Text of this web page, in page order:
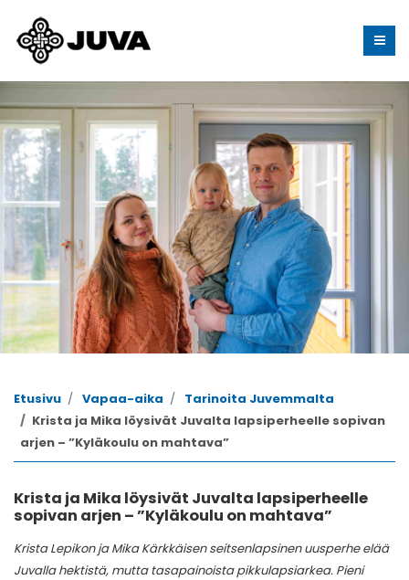
Etusivu Vapaa-aika
Tarinoita Juvemmalta
Krista ja Mika löysivät Juvalta lapsiperheelle sopivan
arjen – ”Kyläkoulu on mahtava”
Krista ja Mika löysivät Juvalta lapsiperheelle
sopivan arjen – ”Kyläkoulu on mahtava”
Krista Lepikon ja Mika Kärkkäisen seitsenlapsinen uusperhe elää
Juvalla hektistä, mutta tasapainoista pikkulapsiarkea. Pieni